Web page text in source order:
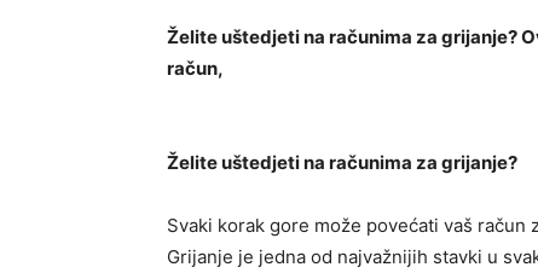
Želite uštedjeti na računima za grijanje?
račun,
Želite uštedjeti na računima za grijanje?
Svaki korak gore može povećati vaš račun
Grijanje je jedna od najvažnijih stavki u